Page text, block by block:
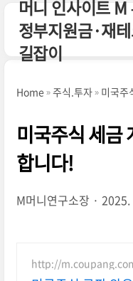
본문 바로가기
머니 인사이트 M
정부지원금·재
길잡이
Home 주식.투자 미국주
미국주식 세금
합니다!
M머니연구소장 2025.
http://